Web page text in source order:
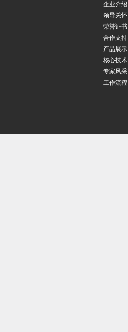
企业介绍
领导关怀
荣誉证书
合作支持
产品展示
核心技术
专家风采
工作流程